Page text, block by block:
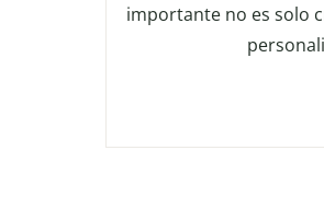
importante no es solo